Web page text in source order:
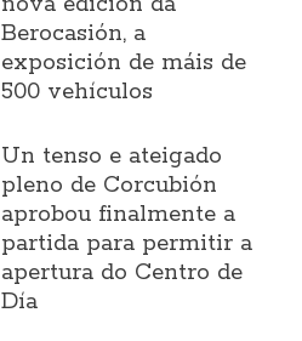
Berocasión, a
exposición de máis de
500 vehículos
Un tenso e ateigado
pleno de Corcubión
aprobou finalmente a
partida para permitir a
apertura do Centro de
Día